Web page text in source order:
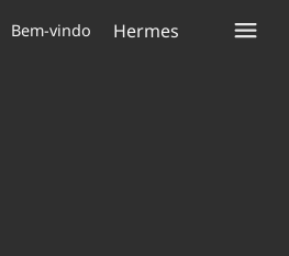
Bem-vindo Hermes